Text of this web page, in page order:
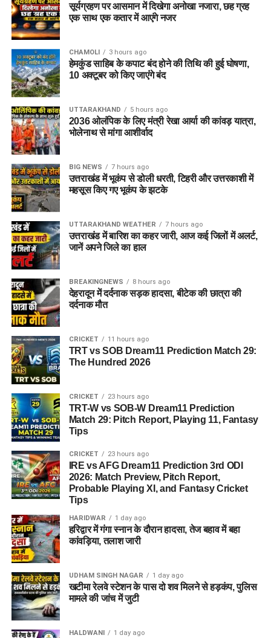
सूर्यग्रहण पर आसमान में दिखेगा अनोखा नजारा, छह ग्रह
एक साथ एक कतार में आएंगे नजर
CHAMOLI 3 hours ago
हेमकुंड साहिब के कपाट बंद होने की तिथि की हुई घोषणा,
10 अक्टूबर को किए जाएंंगे बंद
UTTARAKHAND 5 hours ago
2036 ओलंपिक के लिए मंत्री रेखा आर्या की कांवड़ यात्रा,
भोलेनाथ से मांगा आशीर्वाद
BIG NEWS 7 hours ago
उत्तराखंड में भूकंप से डोली धरती, टिहरी और उत्तरकाशी में
महसूस किए गए भूकंप के झटके
UTTARAKHAND WEATHER 7 hours ago
उत्तराखंड में बारिश का कहर जारी, आज कई जिलों में अलर्ट,
जानें अपने जिले का हाल
BREAKINGNEWS 8 hours ago
देहरादून में दर्दनाक सड़क हादसा, बीटेक की छात्रा की
दर्दनाक मौत
CRICKET 11 hours ago
TRT vs SOB Dream11 Prediction Match 29:
The Hundred 2026
CRICKET 23 hours ago
TRT-W vs SOB-W Dream11 Prediction
Match 29: Pitch Report, Playing 11, Fantasy
Tips
CRICKET 23 hours ago
IRE vs AFG Dream11 Prediction 3rd ODI
2026: Match Preview, Pitch Report,
Probable Playing XI, and Fantasy Cricket
Tips
HARIDWAR 1 day ago
हरिद्वार में गंगा स्नान के दौरान हादसा, तेज बहाव में बहा
कांवड़िया, तलाश जारी
UDHAM SINGH NAGAR 1 day ago
खटीमा रेलवे स्टेशन के पास दो शव मिलने से हड़कंप, पुलिस
मामले की जांच में जुटी
HALDWANI 1 day ago